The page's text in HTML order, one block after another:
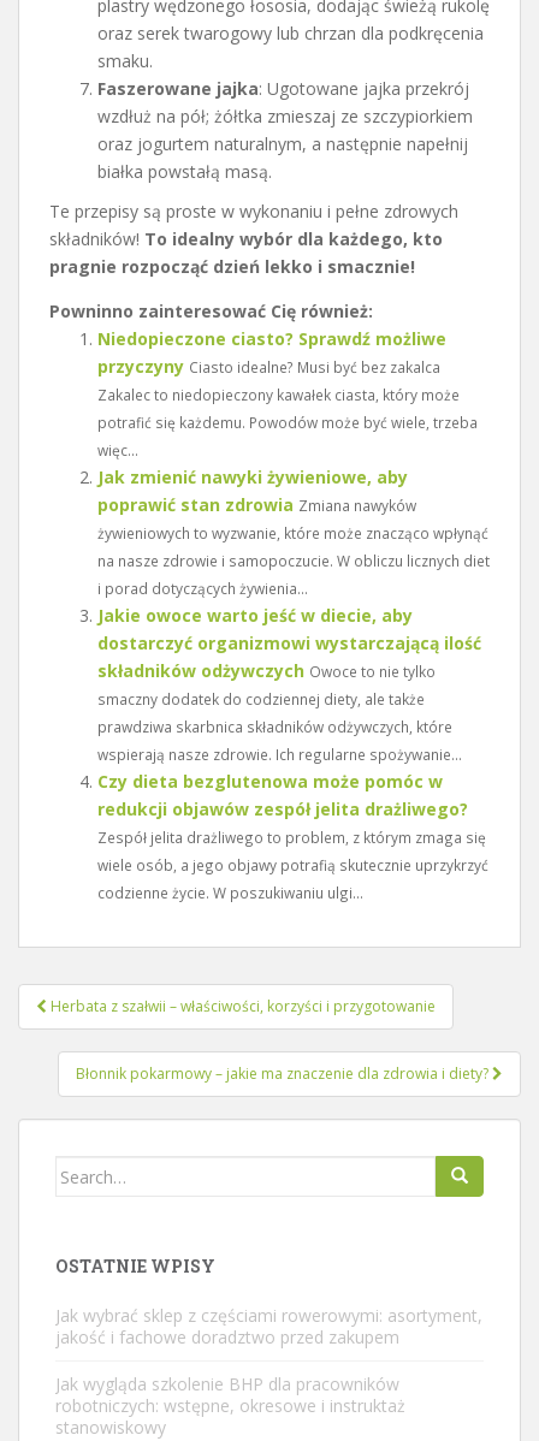
plastry wędzonego łososia, dodając świeżą rukolę
oraz serek twarogowy lub chrzan dla podkręcenia
smaku.
Faszerowane jajka: Ugotowane jajka przekrój
wzdłuż na pół; żółtka zmieszaj ze szczypiorkiem
oraz jogurtem naturalnym, a następnie napełnij
białka powstałą masą.
Te przepisy są proste w wykonaniu i pełne zdrowych
składników! To idealny wybór dla każdego, kto
pragnie rozpocząć dzień lekko i smacznie!
Powninno zainteresować Cię również:
Niedopieczone ciasto? Sprawdź możliwe
przyczyny Ciasto idealne? Musi być bez zakalca
Zakalec to niedopieczony kawałek ciasta, który może
potrafić się każdemu. Powodów może być wiele, trzeba
więc...
Jak zmienić nawyki żywieniowe, aby
poprawić stan zdrowia Zmiana nawyków
żywieniowych to wyzwanie, które może znacząco wpłynąć
na nasze zdrowie i samopoczucie. W obliczu licznych diet
i porad dotyczących żywienia...
Jakie owoce warto jeść w diecie, aby
dostarczyć organizmowi wystarczającą ilość
składników odżywczych Owoce to nie tylko
smaczny dodatek do codziennej diety, ale także
prawdziwa skarbnica składników odżywczych, które
wspierają nasze zdrowie. Ich regularne spożywanie...
Czy dieta bezglutenowa może pomóc w
redukcji objawów zespół jelita drażliwego?
Zespół jelita drażliwego to problem, z którym zmaga się
wiele osób, a jego objawy potrafią skutecznie uprzykrzyć
codzienne życie. W poszukiwaniu ulgi...
Nawigacja
wpisu
Herbata z szałwii – właściwości, korzyści i przygotowanie
Błonnik pokarmowy – jakie ma znaczenie dla zdrowia i diety?
Search
OSTATNIE WPISY
Jak wybrać sklep z częściami rowerowymi: asortyment,
jakość i fachowe doradztwo przed zakupem
Jak wygląda szkolenie BHP dla pracowników
robotniczych: wstępne, okresowe i instruktaż
stanowiskowy